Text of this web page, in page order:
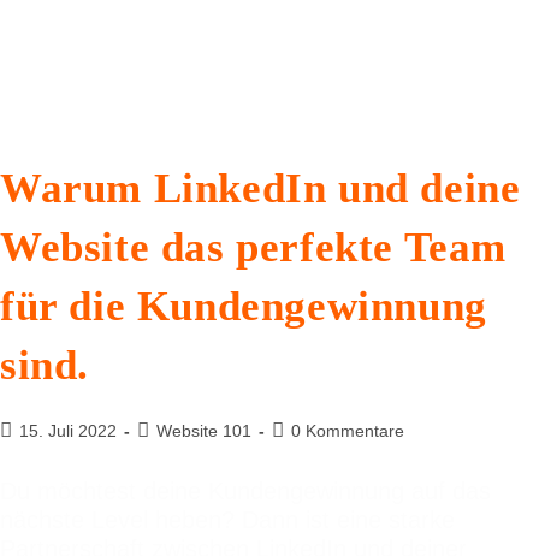
Warum LinkedIn und deine
Website das perfekte Team
für die Kundengewinnung
sind.
15. Juli 2022 Website 101 0 Kommentare